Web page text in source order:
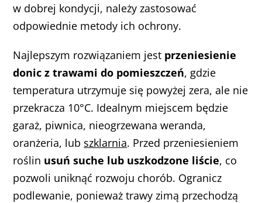
w dobrej kondycji, należy zastosować
odpowiednie metody ich ochrony.
Najlepszym rozwiązaniem jest przeniesienie
donic z trawami do pomieszczeń, gdzie
temperatura utrzymuje się powyżej zera, ale nie
przekracza 10°C. Idealnym miejscem będzie
garaż, piwnica, nieogrzewana weranda,
oranżeria, lub szklarnia. Przed przeniesieniem
roślin usuń suche lub uszkodzone liście, co
pozwoli uniknąć rozwoju chorób. Ogranicz
podlewanie, ponieważ trawy zimą przechodzą